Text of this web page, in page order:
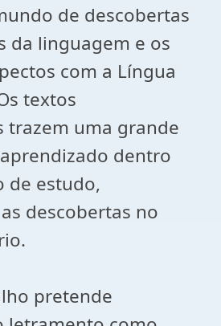
de descobertas
da linguagem e os
com a Língua
textos
trazem uma grande
dentro
de estudo,
descobertas no
pretende